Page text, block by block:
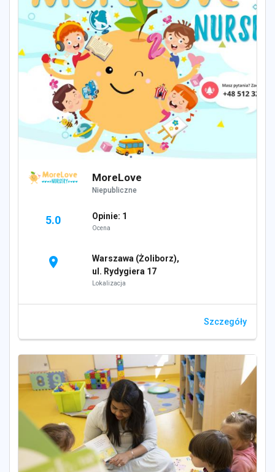
MoreLove
Niepubliczne
5.0 Opinie: 1
Ocena
location_on
Warszawa (Żoliborz),
ul. Rydygiera 17
Lokalizacja
Szczegóły